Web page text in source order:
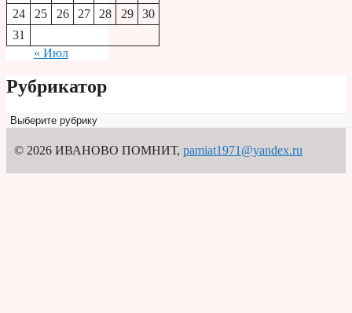
24
25 26 27 28 29
30
31
« Июл
Рубрикатор
Рубрикатор
© 2026 ИВАНОВО ПОМНИТ, pamiat1971@yandex.ru